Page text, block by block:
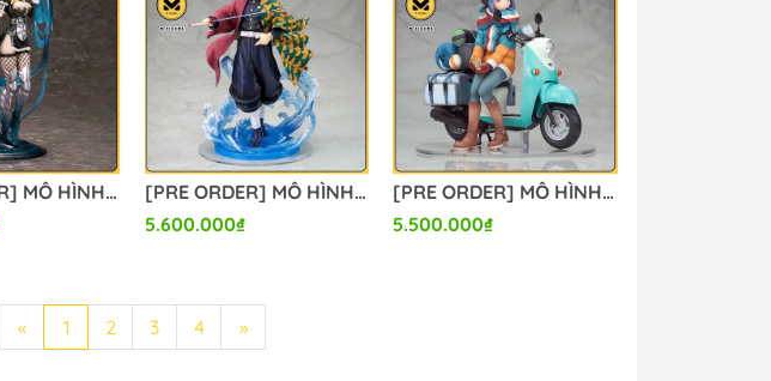
[PRE ORDER] MÔ HÌNH Overlord - Solution Epsilon - 1/8 - 10th Anniversary so-bin Ver. (Alter) FIGURE CHÍNH HÃNG
[PRE ORDER] MÔ HÌNH Kimetsu no Yaiba - Tomioka Giyuu - ALTAiR - 1/8 (Alter) FIGURE CHÍNH HÃNG
5.600.000₫
[PRE ORDER] MÔ HÌNH Yuru Camp - Rin Shima with Scooter - 1/10 Complete Figure (Alter) FIGURE CHÍNH HÃNG
5.500.000₫
« 1 2 3 4 »